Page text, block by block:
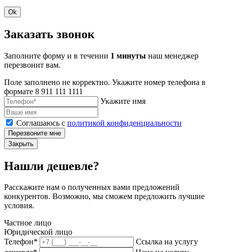
Ok
Заказать звонок
Заполните форму и в течении 1 минуты наш менеджер
перезвонит вам.
Поле заполнено не корректно. Укажите номер телефона в
формате 8 911 111 1111
Укажите имя
Соглашаюсь с политикой конфиденциальности
Перезвоните мне
Закрыть
Нашли дешевле?
Расскажите нам о полученных вами предложений
конкурентов. Возможно, мы сможем предложить лучшие
условия.
Частное лицо
Юридической лицо
Телефон*
Ссылка на услугу